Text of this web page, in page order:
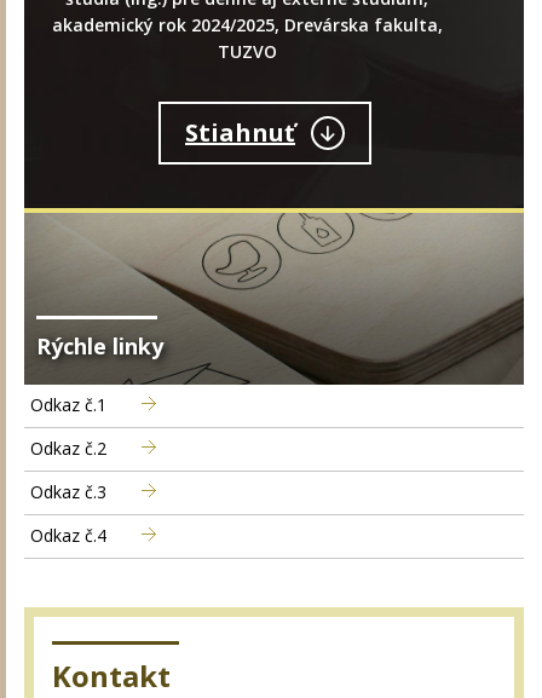
akademický rok 2024/2025, Drevárska fakulta,
TUZVO
Stiahnuť
Rýchle linky
Odkaz č.1
Odkaz č.2
Odkaz č.3
Odkaz č.4
Kontakt